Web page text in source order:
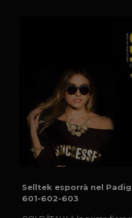
Newsletter
Selltek esporrà nel
601-602-603